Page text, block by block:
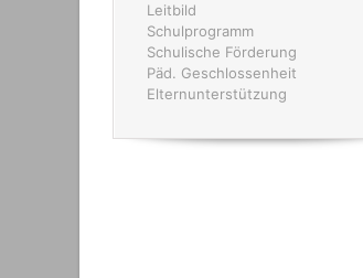
Leitbild
Schulprogramm
Schulische Förderung
Päd. Geschlossenheit
Elternunterstützung